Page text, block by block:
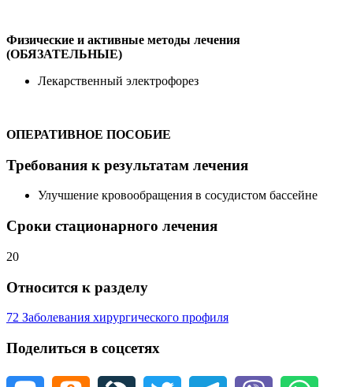
Физические и активные методы лечения
(ОБЯЗАТЕЛЬНЫЕ)
Лекарственный электрофорез
ОПЕРАТИВНОЕ ПОСОБИЕ
Требования к результатам лечения
Улучшение кровообращения в сосудистом бассейне
Сроки стационарного лечения
20
Относится к разделу
72 Заболевания хирургического профиля
Поделиться в соцсетях